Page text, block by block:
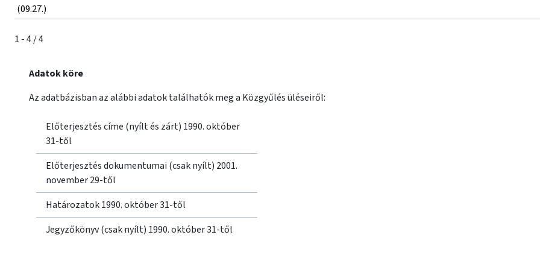
(09.27.)
1 - 4 / 4
Adatok köre
Az adatbázisban az alábbi adatok találhatók meg a Közgyűlés üléseiről:
Előterjesztés címe (nyílt és zárt) 1990. október
31-től
Előterjesztés dokumentumai (csak nyílt) 2001.
november 29-től
Határozatok 1990. október 31-től
Jegyzőkönyv (csak nyílt) 1990. október 31-től